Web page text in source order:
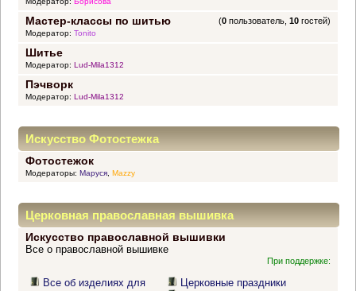
Мастер-классы по шитью (0 пользователь,10 гостей)
Модератор: Tonito
Шитье
Модератор: Lud-Mila1312
Пэчворк
Модератор: Lud-Mila1312
Искусство Фотостежка
Фотостежок
Модераторы: Маруся, Mazzy
Церковная православная вышивка
Искусство православной вышивки
Все о православной вышивке
При поддержке:
Все об изделиях для
Церковные праздники